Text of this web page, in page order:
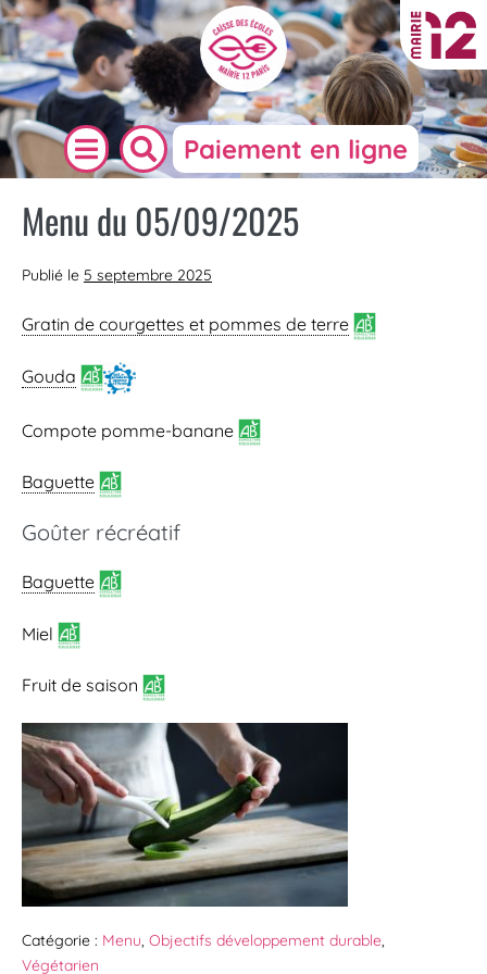
Paiement en ligne
Menu du 05/09/2025
Publié le 5 septembre 2025
Gratin de courgettes et pommes de terre
Gouda
Compote pomme-banane
Baguette
Goûter récréatif
Baguette
Miel
Fruit de saison
Catégorie : Menu, Objectifs développement durable,
Végétarien